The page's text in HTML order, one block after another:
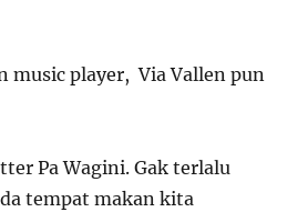
music player, Via Vallen pun
Pa Wagini. Gak terlalu
tempat makan kita